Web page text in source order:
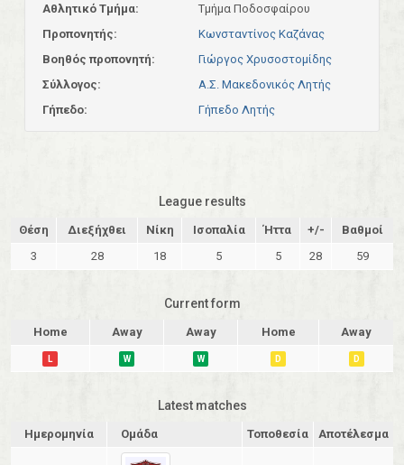
Αθλητικό Τμήμα:
Τμήμα Ποδοσφαίρου
Προπονητής:
Κωνσταντίνος Καζάνας
Βοηθός προπονητή:
Γιώργος Χρυσοστομίδης
Σύλλογος:
Α.Σ. Μακεδονικός Λητής
Γήπεδο:
Γήπεδο Λητής
League results
Θέση Διεξήχθει Νίκη Ισοπαλία Ήττα +/-
Βαθμοί
3
28 18 5 5 28 59
Current form
Home Away Away Home Away
L W W D D
Latest matches
Ημερομηνία Ομάδα Τοποθεσία Αποτέλεσμα